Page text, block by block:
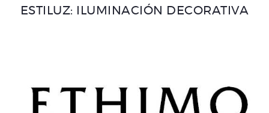
ESTILUZ: ILUMINACIÓN DECORATIVA